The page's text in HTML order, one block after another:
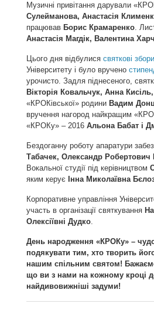
Музичні привітання дарували
Сулейманова, Анастасія
працював Борис Крамаренко.
Анастасія Магдік, Валентина
Цього дня відбулися святкові
Університету і було вручено
урочисто. Задля піднесеного,
Вікторія Ковальчук, Анна
«КРОКівської» родини Вадим
вручення нагород найкращим
«КРОКу» – 2016 Альона Бабат і
Бездоганну роботу апаратури
Табачек, Олександр Робертович
Вокальної студії під керівництвом
яким керує
Інна Миколаївна
Корпоративне управління
участь в організації святкування
Олексіївні Дудко.
День народження «КРОКу» –
подякувати тим, хто творить
нашим спільним святом!
що ви з нами на кожному кроці
найдивовижніші задуми!